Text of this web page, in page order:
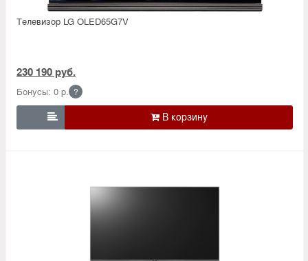
Телевизор LG OLED65G7V
230 190 руб.
Бонусы: 0 р. ?
